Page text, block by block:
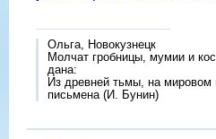
Ольга, Новокузнецк
Молчат гробницы, мумии и
дана:
Из древней тьмы, на мировом
письмена (И. Бунин)